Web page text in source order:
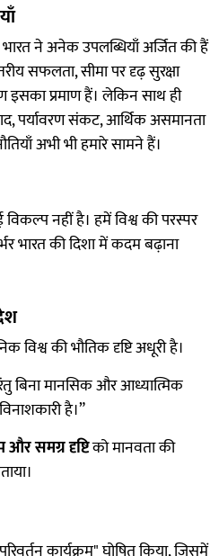
ने अनेक उपलब्धियाँ अर्जित की हैं
सफलता, सीमा पर दृढ़ सुरक्षा
इसका प्रमाण हैं। लेकिन साथ ही
पर्यावरण संकट, आर्थिक असमानता
अभी भी हमारे सामने हैं।
नहीं है। हमें विश्व की परस्पर
भारत की दिशा में कदम बढ़ाना
की भौतिक दृष्टि अधूरी है।
बिना मानसिक और आध्यात्मिक
है।”
समग्र दृष्टिको मानवता की